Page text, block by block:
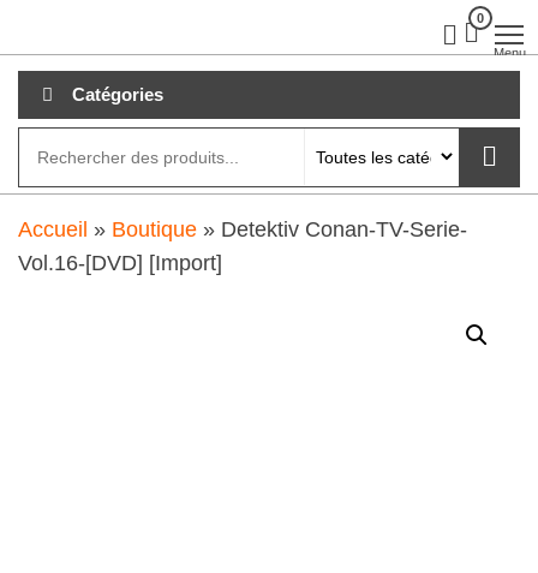
au
contenu
0
Menu
Catégories
Accueil » Boutique » Detektiv Conan-TV-Serie-
Vol.16-[DVD] [Import]